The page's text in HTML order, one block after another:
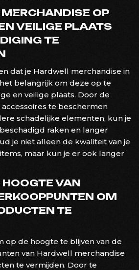
OP
VEILIGE PLAATS
TE
dat je Hardwell merchandise in
belangrijk om deze op te
en veilige plaats. Door de
te beschermen
schadelijke elementen, kun je
raken en langer
je niet alleen de kwaliteit van je
maar kun je er ook langer
VAN
OM
TE
op de hoogte te blijven van de
van Hardwell merchandise
te vermijden. Door te